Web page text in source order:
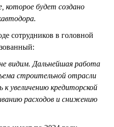
будет создано
сотрудников в головной
видим. Дальнейшая работа
строительной отрасли
увеличению кредиторской
расходов и снижению